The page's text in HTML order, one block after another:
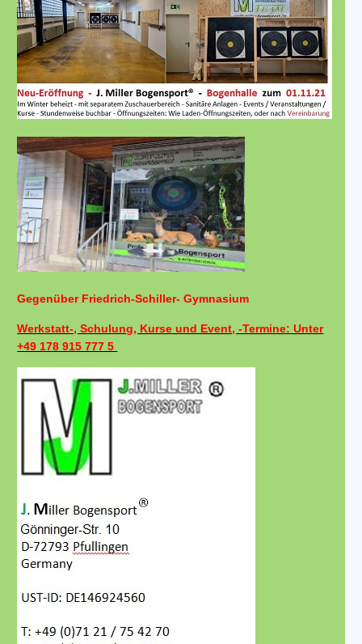
Gegenüber Friedrich-Schiller- Gymnasium
Werkstatt-, Schulung, Kurse und Event, -Termine: Unter
+49 178 915 777 5